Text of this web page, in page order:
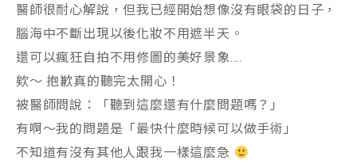
醫師很耐心解說，但我已經開始想像沒有眼袋的日子，
腦海中不斷出現以後化妝不用遮半天。
還可以瘋狂自拍不用修圖的美好景象….
欸～ 抱歉真的聽完太開心！
被醫師問說：「聽到這麼還有什麼問題嗎？」
有啊～我的問題是「最快什麼時候可以做手術」
不知道有沒有其他人跟我一樣這麼急